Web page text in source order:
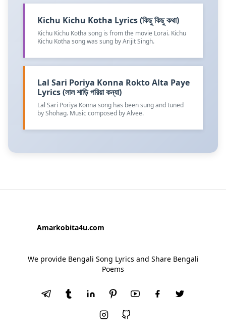
Kichu Kichu Kotha Lyrics (কিছু কিছু কথা)
Kichu Kichu Kotha song is from the movie Lorai. Kichu
Kichu Kotha song was sung by Arijit Singh.
Lal Sari Poriya Konna Rokto Alta Paye
Lyrics (লাল শাড়ি পরিয়া কন্যা)
Lal Sari Poriya Konna song has been sung and tuned
by Shohag. Music composed by Alvee.
Amarkobita4u.com
We provide Bengali Song Lyrics and Share Bengali
Poems